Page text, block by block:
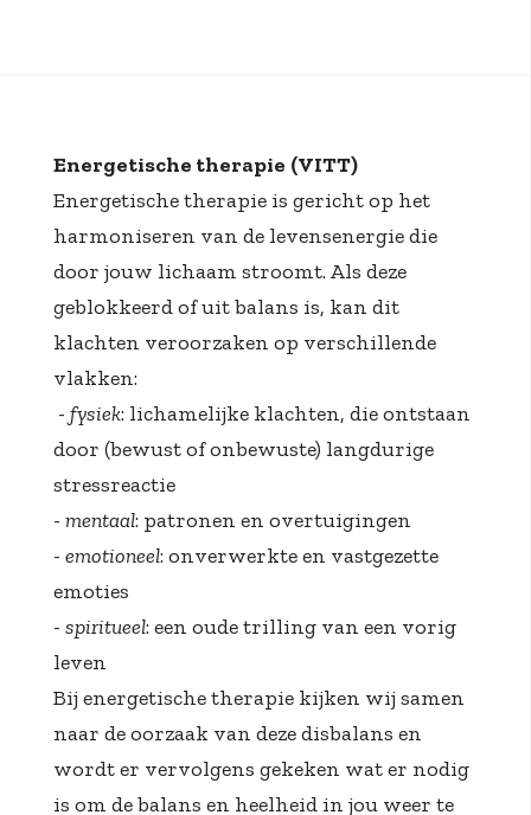
Energetische therapie (VITT)
Energetische therapie is gericht op het
harmoniseren van de levensenergie die
door jouw lichaam stroomt. Als deze
geblokkeerd of uit balans is, kan dit
klachten veroorzaken op verschillende
vlakken:
- fysiek: lichamelijke klachten, die ontstaan
door (bewust of onbewuste) langdurige
stressreactie
- mentaal: patronen en overtuigingen
- emotioneel: onverwerkte en vastgezette
emoties
- spiritueel: een oude trilling van een vorig
leven
Bij energetische therapie kijken wij samen
naar de oorzaak van deze disbalans en
wordt er vervolgens gekeken wat er nodig
is om de balans en heelheid in jou weer te